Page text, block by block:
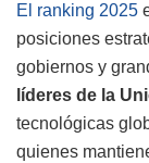
El ranking 2025
posiciones
gobiernos y
líderes de la
tecnológicas
quienes